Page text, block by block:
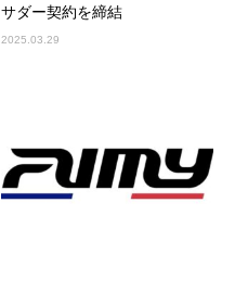
サダー契約を締結
2025.03.29